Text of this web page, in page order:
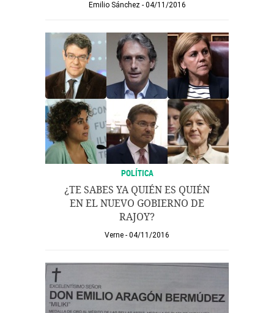
Emilio Sánchez 04/11/2016
POLÍTICA
¿TE SABES YA QUIÉN ES QUIÉN
EN EL NUEVO GOBIERNO DE
RAJOY?
Verne 04/11/2016